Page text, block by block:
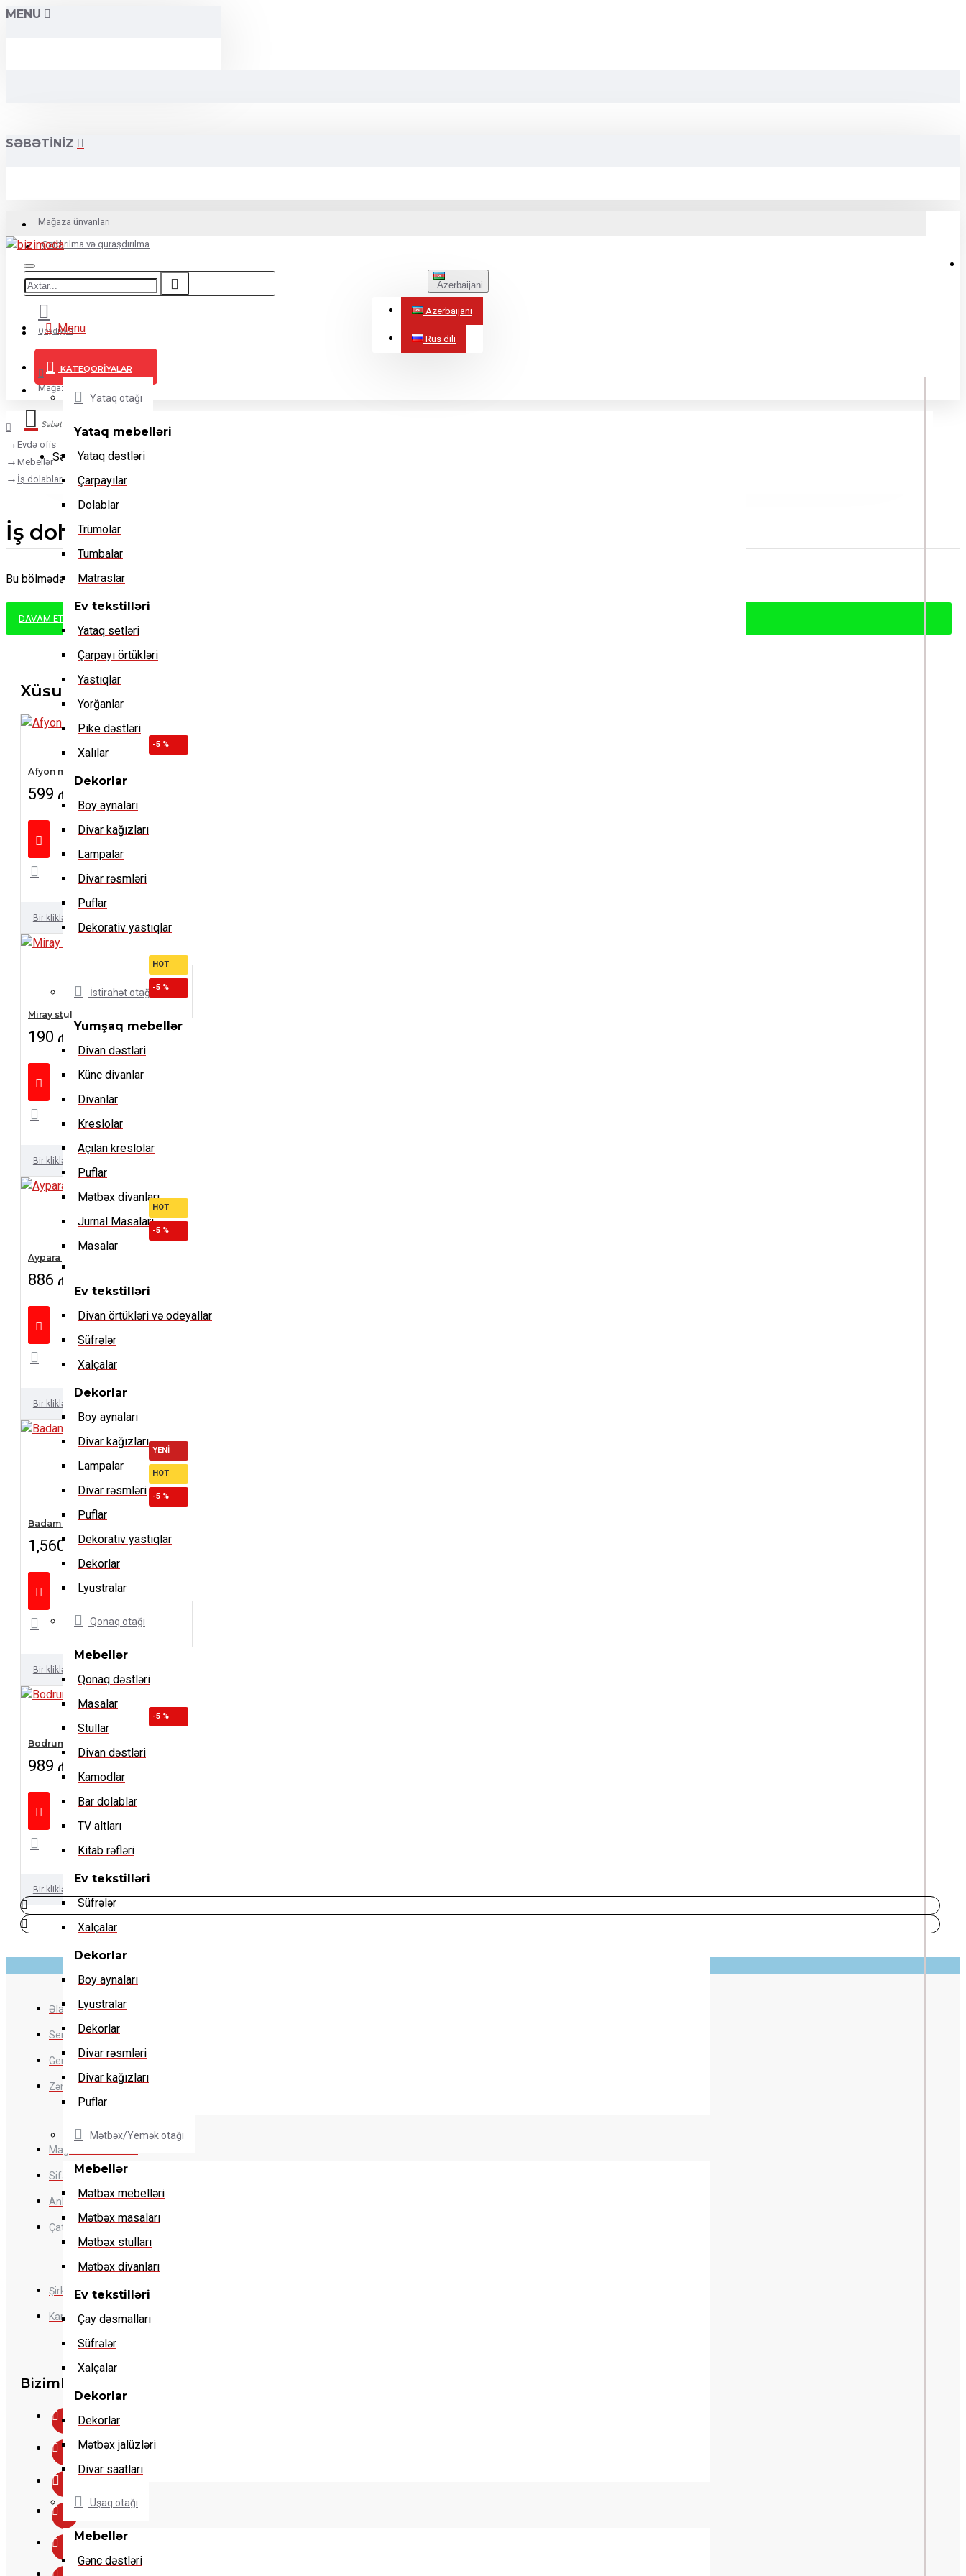
MENU
SƏBƏTINIZ
Mağaza ünvanları
Çatdırılma və quraşdırılma
Azerbaijani
Azerbaijani
Rus dili
Qeydiyyat
Daxil ol
Səbət
Səbətiniz boşdur!
Menu
KATEQORIYALAR
Yataq otağı
Yataq mebelləri
Yataq dəstləri
Çarpayılar
Dolablar
Trümolar
Tumbalar
Matraslar
Ev tekstilləri
Yataq setləri
Çarpayı örtükləri
Yastıqlar
Yorğanlar
Pike dəstləri
Xalılar
Dekorlar
Boy aynaları
Divar kağızları
Lampalar
Divar rəsmləri
Puflar
Dekorativ yastıqlar
İstirahət otağı
Yumşaq mebellər
Divan dəstləri
Künc divanlar
Divanlar
Kreslolar
Açılan kreslolar
Puflar
Mətbəx divanları
Jurnal Masaları
Masalar
Ev tekstilləri
Divan örtükləri və odeyallar
Süfrələr
Xalçalar
Dekorlar
Boy aynaları
Divar kağızları
Lampalar
Divar rəsmləri
Puflar
Dekorativ yastıqlar
Dekorlar
Lyustralar
Qonaq otağı
Mebellər
Qonaq dəstləri
Masalar
Stullar
Divan dəstləri
Kamodlar
Bar dolablar
TV altları
Kitab rəfləri
Ev tekstilləri
Süfrələr
Xalçalar
Dekorlar
Boy aynaları
Lyustralar
Dekorlar
Divar rəsmləri
Divar kağızları
Puflar
Mətbəx/Yemək otağı
Mebellər
Mətbəx mebelləri
Mətbəx masaları
Mətbəx stulları
Mətbəx divanları
Ev tekstilləri
Çay dəsmalları
Süfrələr
Xalçalar
Dekorlar
Dekorlar
Mətbəx jalüzləri
Divar saatları
Uşaq otağı
Mebellər
Gənc dəstləri
Mağazalar
Evdə ofis
Mebellər
İş dolabları
İş dolabları
Bu bölmədə hər hansı məhsul tapılmadı.
DAVAM ET
Xüsusi təkliflərimiz
-5 %
Afyon masa
599 ₼
Bir kliklə al
HOT
-5 %
Miray stul
190 ₼
Bir kliklə al
HOT
-5 %
Aypara yataq dəsti
886 ₼
Bir kliklə al
YENI
HOT
-5 %
Badam yataq dəsti
1,560 ₼ 1,642 ₼
Bir kliklə al
-5 %
Bodrum yataq dəsti
989 ₼
Bir kliklə al
Əlaqə yaradın
Servis xidməti
Geri qaytarma siyasəti
Zəmanət şərtləri
Mağazaların ünvanı
Sifarişin izlənilməsi
Anbar qalıqları
Çatdırılma və quraşdırılma
Şirkət haqqında
Karyera imkanları
Bizimlə əlaqə